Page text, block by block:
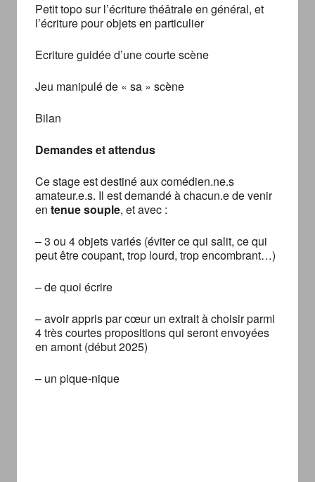
Petit topo sur l’écriture théâtrale en général, et
l’écriture pour objets en particulier
Ecriture guidée d’une courte scène
Jeu manipulé de « sa » scène
Bilan
Demandes et attendus
Ce stage est destiné aux comédien.ne.s
amateur.e.s. Il est demandé à chacun.e de venir
en tenue souple, et avec :
– 3 ou 4 objets variés (éviter ce qui salit, ce qui
peut être coupant, trop lourd, trop encombrant…)
– de quoi écrire
– avoir appris par cœur un extrait à choisir parmi
4 très courtes propositions qui seront envoyées
en amont (début 2025)
– un pique-nique